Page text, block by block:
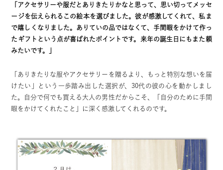
「アクセサリーや服だとありきたりかなと思って、思い切ってメッセ
ージを伝えられるこの絵本を選びました。彼が感激してくれて、私ま
で嬉しくなりました。ありていの品ではなくて、手間暇をかけて作っ
たギフトという点が喜ばれたポイントです。来年の誕生日にもまた頼
みたいです。」
「ありきたりな服やアクセサリーを贈るより、もっと特別な想いを届
けたい」という一歩踏み出した選択が、30代の彼の心を動かしまし
た。自分で何でも買える大人の男性だからこそ、「自分のために手間
暇をかけてくれたこと」に深く感激してくれるのです。